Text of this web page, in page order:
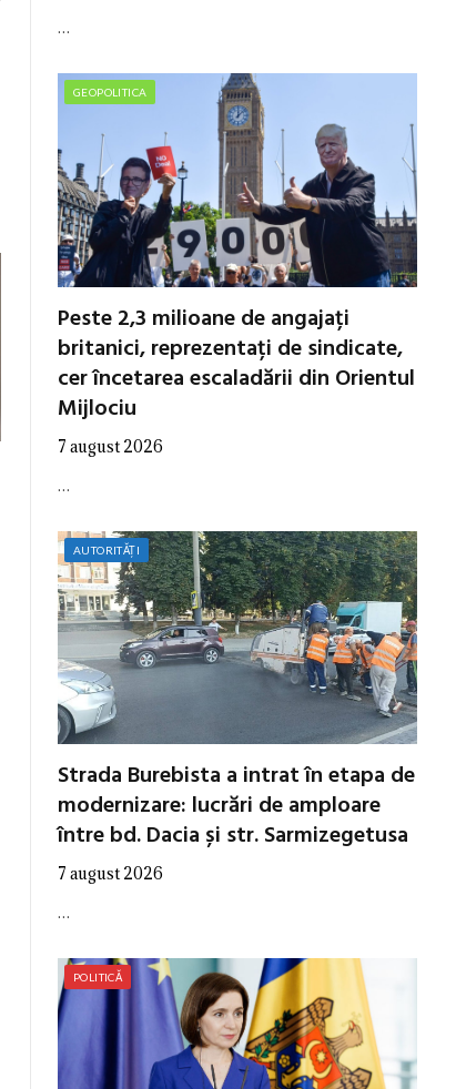
…
GEOPOLITICA
Peste 2,3 milioane de angajați
britanici, reprezentați de sindicate,
cer încetarea escaladării din Orientul
Mijlociu
7 august 2026
…
AUTORITĂȚI
Strada Burebista a intrat în etapa de
modernizare: lucrări de amploare
între bd. Dacia și str. Sarmizegetusa
7 august 2026
…
POLITICĂ